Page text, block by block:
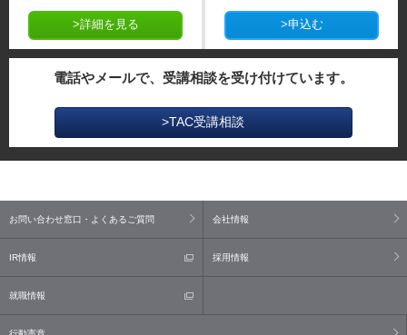
>詳細を見る >申込む
電話やメールで、受講相談を受け付けています。
>TAC受講相談
お問い合わせ窓口・よくあるご質問 会社情報
IR情報 採用情報
就職情報